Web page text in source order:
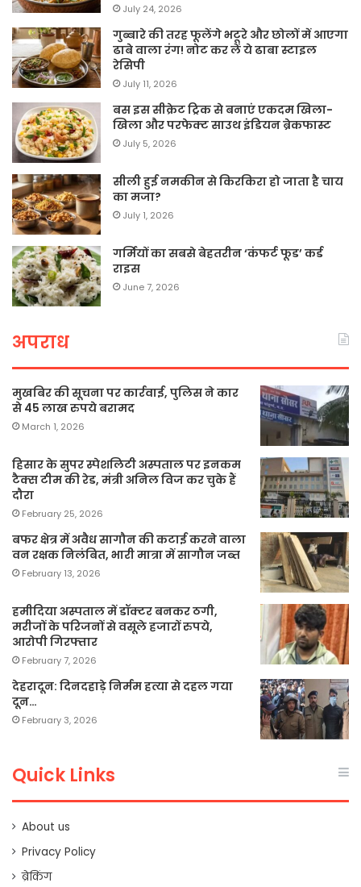
July 24, 2026
गुब्बारे की तरह फूलेंगे भटूरे और छोलों में आएगा
ढाबे वाला रंग! नोट कर लें ये ढाबा स्टाइल
रेसिपी
July 11, 2026
बस इस सीक्रेट ट्रिक से बनाएं एकदम खिला-
खिला और परफेक्ट साउथ इंडियन ब्रेकफास्ट
July 5, 2026
सीली हुई नमकीन से किरकिरा हो जाता है चाय
का मजा?
July 1, 2026
गर्मियों का सबसे बेहतरीन ‘कंफर्ट फूड’ कर्ड
राइस
June 7, 2026
अपराध
मुखबिर की सूचना पर कार्रवाई, पुलिस ने कार
से 45 लाख रुपये बरामद
March 1, 2026
हिसार के सुपर स्पेशलिटी अस्पताल पर इनकम
टैक्स टीम की रेड, मंत्री अनिल विज कर चुके हैं
दौरा
February 25, 2026
बफर क्षेत्र में अवैध सागौन की कटाई करने वाला
वन रक्षक निलंबित, भारी मात्रा में सागौन जब्त
February 13, 2026
हमीदिया अस्पताल में डॉक्टर बनकर ठगी,
मरीजों के परिजनों से वसूले हजारों रुपये,
आरोपी गिरफ्तार
February 7, 2026
देहरादून: दिनदहाड़े निर्मम हत्या से दहल गया
दून…
February 3, 2026
Quick Links
About us
Privacy Policy
ब्रेकिंग